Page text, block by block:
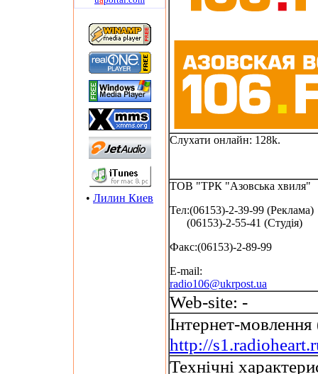
• Лилин Киев
Слухати онлайн: 128k.
ТОВ "ТРК "Азовська хвиля"
Тел:(06153)-2-39-99 (Реклама)
(06153)-2-55-41 (Студія)
Факс:(06153)-2-89-99
E-mail:
radio106@ukrpost.ua
Web-site: -
Інтернет-
http://
Технічні